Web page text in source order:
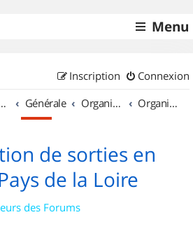
Menu
Connexion
Inscription
forum Générale Organisation de sorties & Recherche de partenaires Organisation de sorties en région Pays de la Loire
de sorties en
de la Loire
des Forums